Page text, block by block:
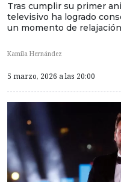
Tras cumplir su primer
televisivo ha logrado
un momento de
Kamila Hernández
5 marzo, 2026 a las 20:00